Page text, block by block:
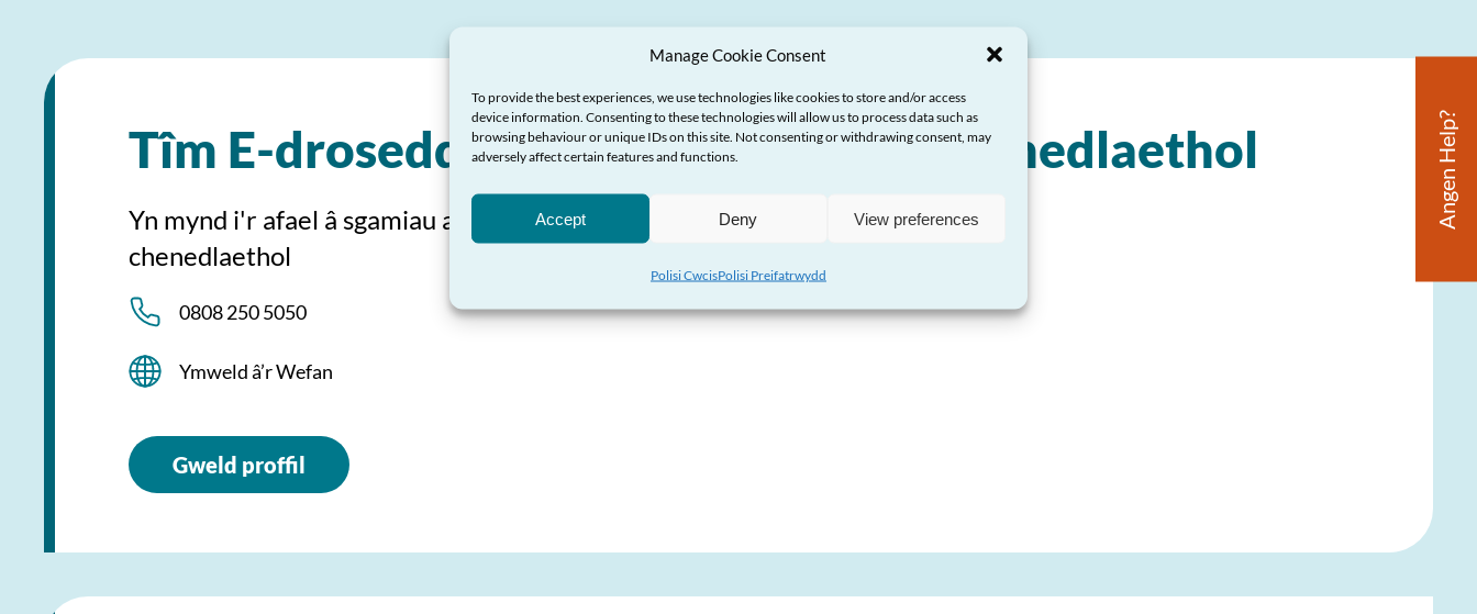
Manage Cookie Consent
To provide the best experiences, we use technologies like cookies to store and/or access
device information. Consenting to these technologies will allow us to process data such as
browsing behaviour or unique IDs on this site. Not consenting or withdrawing consent, may
adversely affect certain features and functions.
Accept Deny View preferences
Polisi CwcisPolisi Preifatrwydd
Angen Help?
Tîm E-droseddau Safonau Masnach Cenedlaethol
Yn mynd i'r afael â sgamiau ac achosion cymhleth o dwyll yn rhanbarthol a
chenedlaethol
0808 250 5050
Ymweld â’r Wefan
Gweld proffil